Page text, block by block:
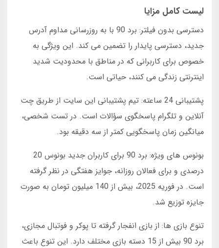
لیست کامل مزایا
دسترسی بدون فیلتر: برد 90 با به روزرسانی مداوم آدرس
جدید، دسترسی پایدار را تضمین می کند. این ویژگی به
خصوص برای کاربرانی که در مناطق با محدودیت شدید
اینترنتی زندگی می کنند، حیاتی است.
پشتیبانی 24 ساعته: تیم پشتیبانی این سایت از طریق چت
آنلاین و تلگرام پاسخگوی سؤالات است. در تست شخصی،
میانگین زمان پاسخگویی کمتر از سه دقیقه بود.
بونوس های ویژه: برد 90 برای کاربران جدید بونوس 20
درصدی و برای فعالان روزانه، جوایز هفتگی در نظر گرفته
است. در فوریه 2025، بیش از 140 میلیون تومان به صورت
جایزه توزیع شد.
تنوع بازی ها: از بازی انفجار گرفته تا پوکر و فوتبال مجازی،
برد 90 بیش از 15 دسته بازی مختلف دارد. این تنوع باعث